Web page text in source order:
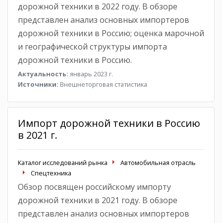
дорожной техники в 2022 году. В обзоре
представлен анализ основных импортеров
дорожной техники в Россию; оценка марочной
и географической структуры импорта
дорожной техники в Россию.
Актуальность: январь 2023 г.
Источники: Внешнеторговая статистика
Импорт дорожной техники в Россию
в 2021 г.
Каталог исследований рынка
Автомобильная отрасль
Спецтехника
Обзор посвящен российскому импорту
дорожной техники в 2021 году. В обзоре
представлен анализ основных импортеров